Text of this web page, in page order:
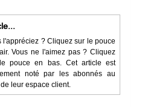
l'appréciez ? Cliquez sur le pouce
Vous ne l'aimez pas ? Cliquez
pouce en bas. Cet article est
noté par les abonnés au
leur espace client.